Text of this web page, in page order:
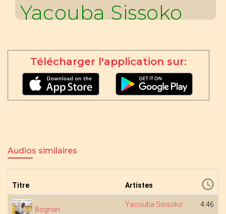
Yacouba Sissoko
Télécharger l'application sur:
Audios similaires
Titre Artistes
Bognan
Yacouba Sissoko 4:46